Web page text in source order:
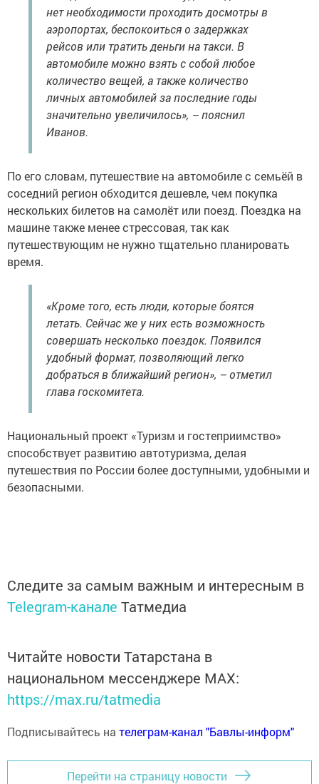
нет необходимости проходить досмотры в
аэропортах, беспокоиться о задержках
рейсов или тратить деньги на такси. В
автомобиле можно взять с собой любое
количество вещей, а также количество
личных автомобилей за последние годы
значительно увеличилось», – пояснил
Иванов.
По его словам, путешествие на автомобиле с семьёй в
соседний регион обходится дешевле, чем покупка
нескольких билетов на самолёт или поезд. Поездка на
машине также менее стрессовая, так как
путешествующим не нужно тщательно планировать
время.
«Кроме того, есть люди, которые боятся
летать. Сейчас же у них есть возможность
совершать несколько поездок. Появился
удобный формат, позволяющий легко
добраться в ближайший регион», – отметил
глава госкомитета.
Национальный проект «Туризм и гостеприимство»
способствует развитию автотуризма, делая
путешествия по России более доступными, удобными и
безопасными.
Следите за самым важным и интересным в
Telegram-канале Татмедиа
Читайте новости Татарстана в
национальном мессенджере MАХ:
https://max.ru/tatmedia
Подписывайтесь на телеграм-канал "Бавлы-информ"
Перейти на страницу новости